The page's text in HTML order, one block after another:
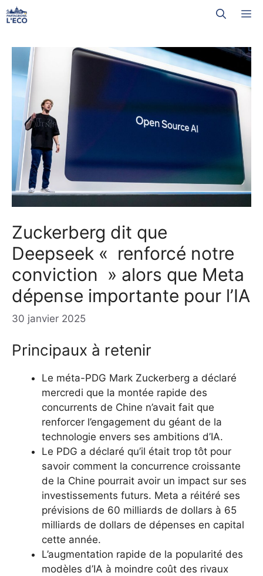
Aller
au
Zuckerberg dit que
Deepseek « renforcé notre
conviction » alors que Meta
dépense importante pour l’IA
30 janvier 2025
Principaux à retenir
Le méta-PDG Mark Zuckerberg a déclaré
mercredi que la montée rapide des
concurrents de Chine n’avait fait que
renforcer l’engagement du géant de la
technologie envers ses ambitions d’IA.
Le PDG a déclaré qu’il était trop tôt pour
savoir comment la concurrence croissante
de la Chine pourrait avoir un impact sur ses
investissements futurs. Meta a réitéré ses
prévisions de 60 milliards de dollars à 65
milliards de dollars de dépenses en capital
cette année.
L’augmentation rapide de la popularité des
modèles d’IA à moindre coût des rivaux